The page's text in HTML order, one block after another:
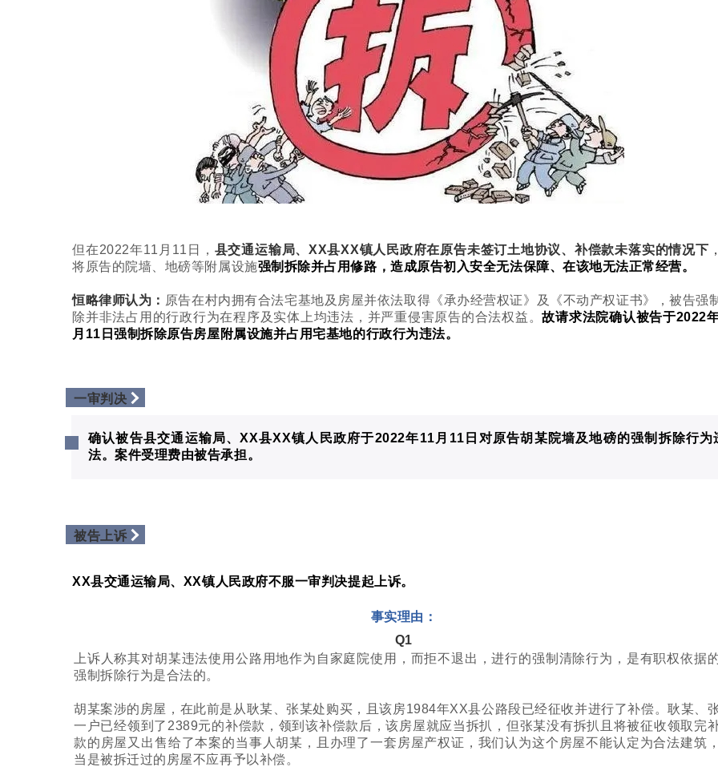
但在2022年11月11日， 县交通运输局、XX县XX镇人民政府在原告未签订土地协议、补偿款未落实的情况下
将原告的院墙、地磅等附属设施强制拆除并占用修路，造成原告初入安全无法保障、在该地无法正常经营。
恒略律师认为： 原告在村内拥有合法宅基地及房屋并依法取得《承办经营权证》及《不动产权证书》，被告强
除并非法占用的行政行为在程序及实体上均违法，并严重侵害原告的合法权益。故请求法院确认被告于2022
月11日强制拆除原告房屋附属设施并占用宅基地的行政行为违法。
一审判决
确认被告县交通运输局、XX县XX镇人民政府于2022年11月11日对原告胡某院墙及地磅的强制拆除行为
法。案件受理费由被告承担。
被告上诉
XX县交通运输局、XX镇人民政府不服一审判决提起上诉。
Q1
事实理由：
上诉人称其对胡某违法使用公路用地作为自家庭院使用，而拒不退出，进行的强制清除行为，是有职权依据
强制拆除行为是合法的。
胡某案涉的房屋，在此前是从耿某、张某处购买，且该房1984年XX县公路段已经征收并进行了补偿。耿某、
一户已经领到了2389元的补偿款，领到该补偿款后，该房屋就应当拆扒，但张某没有拆扒且将被征收领取完
款的房屋又出售给了本案的当事人胡某，且办理了一套房屋产权证，我们认为这个房屋不能认定为合法建筑
当是被拆迁过的房屋不应再予以补偿。